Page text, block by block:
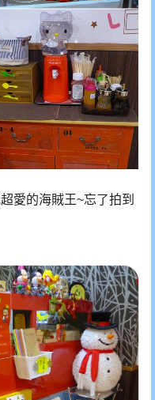
愛的海賊王~忘了拍到